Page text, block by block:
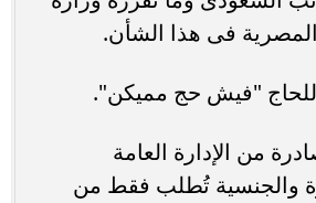
فى هذا الشأن.
للحاج "فيش حج مميكن".
من الإدارة العامة
والجنسية تُطلب فقط من